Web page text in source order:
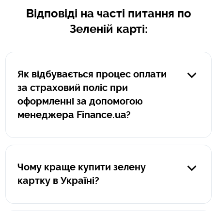
Відповіді на часті питання по
Зеленій карті:
Як відбувається процес оплати
за страховий поліс при
оформленні за допомогою
менеджера Finance.ua?
оплата за такий поліс здійснюється клієнтом на
на оплату формує менеджер Finance.ua, посилання
завжди починається так: https:/pay.finance.ua/унікальний
та не передаються третім особам.
Чому краще купити зелену
картку в Україні?